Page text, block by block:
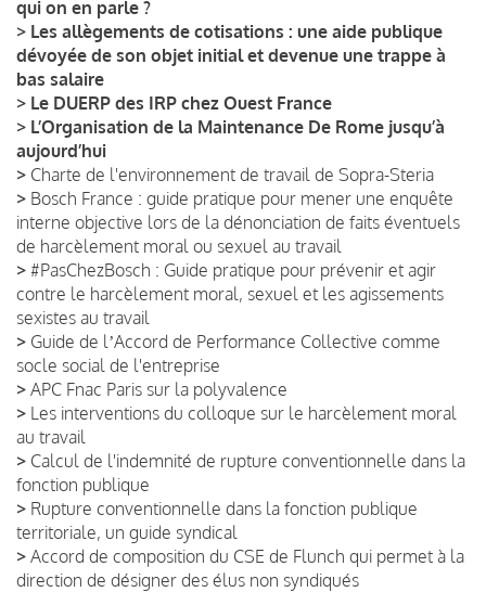
qui on en parle ?
> Les allègements de cotisations : une aide publique
dévoyée de son objet initial et devenue une trappe à
bas salaire
> Le DUERP des IRP chez Ouest France
> L’Organisation de la Maintenance De Rome jusqu’à
aujourd’hui
> Charte de l'environnement de travail de Sopra-Steria
> Bosch France : guide pratique pour mener une enquête
interne objective lors de la dénonciation de faits éventuels
de harcèlement moral ou sexuel au travail
> #PasChezBosch : Guide pratique pour prévenir et agir
contre le harcèlement moral, sexuel et les agissements
sexistes au travail
> Guide de lʼAccord de Performance Collective comme
socle social de l'entreprise
> APC Fnac Paris sur la polyvalence
> Les interventions du colloque sur le harcèlement moral
au travail
> Calcul de l'indemnité de rupture conventionnelle dans la
fonction publique
> Rupture conventionnelle dans la fonction publique
territoriale, un guide syndical
> Accord de composition du CSE de Flunch qui permet à la
direction de désigner des élus non syndiqués